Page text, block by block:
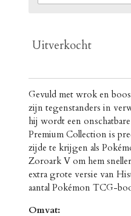
Uitverkocht
Gevuld met wrok en
zijn tegenstanders in
hij wordt een
Premium Collection is
zijde te krijgen als
Zoroark V om hem
extra grote versie van
aantal Pokémon TCG-
Omvat: